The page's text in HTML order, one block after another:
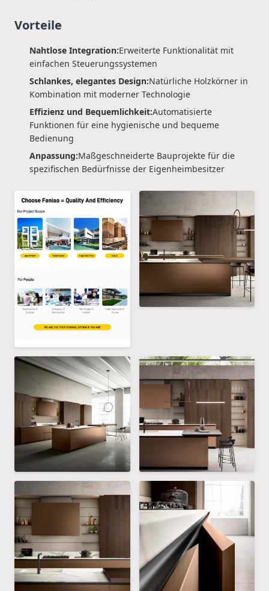
Vorteile
Nahtlose Integration:Erweiterte Funktionalität mit
einfachen Steuerungssystemen
Schlankes, elegantes Design:Natürliche Holzkörner in
Kombination mit moderner Technologie
Effizienz und Bequemlichkeit:Automatisierte
Funktionen für eine hygienische und bequeme
Bedienung
Anpassung:Maßgeschneiderte Bauprojekte für die
spezifischen Bedürfnisse der Eigenheimbesitzer